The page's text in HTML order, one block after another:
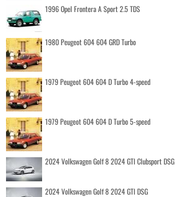
1996 Opel Frontera A Sport 2.5 TDS
1980 Peugeot 604 604 GRD Turbo
1979 Peugeot 604 604 D Turbo 4-speed
1979 Peugeot 604 604 D Turbo 5-speed
2024 Volkswagen Golf 8 2024 GTI Clubsport DSG
2024 Volkswagen Golf 8 2024 GTI DSG